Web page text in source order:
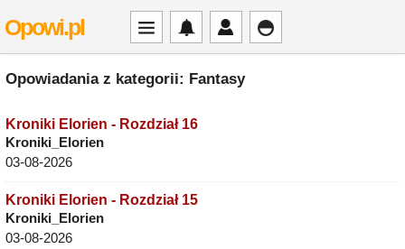
Opowi.pl
Opowiadania z kategorii: Fantasy
Kroniki Elorien - Rozdział 16
Kroniki_Elorien
03-08-2026
Kroniki Elorien - Rozdział 15
Kroniki_Elorien
03-08-2026